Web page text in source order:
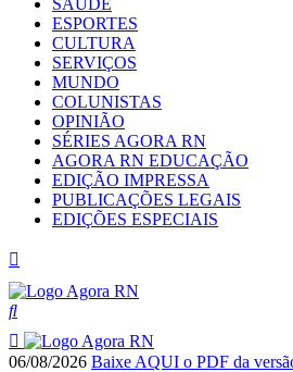
SAÚDE
ESPORTES
CULTURA
SERVIÇOS
MUNDO
COLUNISTAS
OPINIÃO
SÉRIES AGORA RN
AGORA RN EDUCAÇÃO
EDIÇÃO IMPRESSA
PUBLICAÇÕES LEGAIS
EDIÇÕES ESPECIAIS
06/08/2026 Baixe AQUI o PDF da